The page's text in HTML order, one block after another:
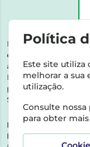
Esta farmácia
dispensa de
através da internet.
MSRM, MNSRM,
podem ser
Sesimbra, Oeiras e
Direção Técnica:
NIPC:513064133 |
Política
Este site utiliza
melhorar a sua
utilização.
Consulte nossa
para obter